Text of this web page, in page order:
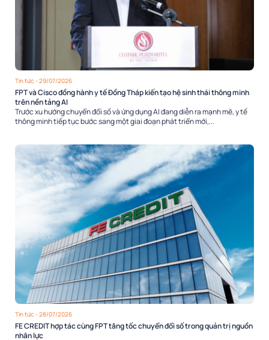
Tin tức - 29/07/2026
FPT và Cisco đồng hành y tế Đồng Tháp kiến tạo hệ sinh thái thông minh
trên nền tảng AI
Trước xu hướng chuyển đổi số và ứng dụng AI đang diễn ra mạnh mẽ, y tế
thông minh tiếp tục bước sang một giai đoạn phát triển mới,...
Tin tức - 28/07/2026
FE CREDIT hợp tác cùng FPT tăng tốc chuyển đổi số trong quản trị nguồn
nhân lực